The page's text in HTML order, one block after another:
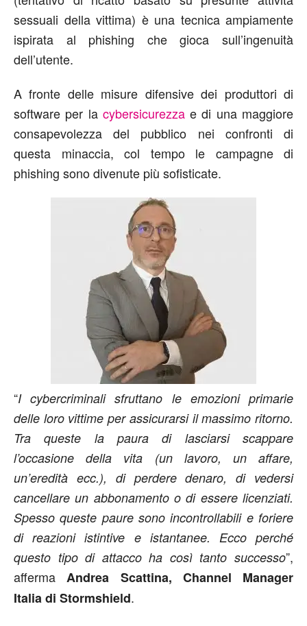
sessuali della vittima) è una tecnica ampiamente
ispirata al phishing che gioca sull’ingenuità
dell’utente.
A fronte delle misure difensive dei produttori di
software per la cybersicurezzae di una maggiore
consapevolezza del pubblico nei confronti di
questa minaccia, col tempo le campagne di
phishing sono divenute più sofisticate.
“I cybercriminali sfruttano le emozioni primarie
delle loro vittime per assicurarsi il massimo ritorno.
Tra queste la paura di lasciarsi scappare
l’occasione della vita (un lavoro, un affare,
un’eredità ecc.), di perdere denaro, di vedersi
cancellare un abbonamento o di essere licenziati.
Spesso queste paure sono incontrollabili e foriere
di reazioni istintive e istantanee. Ecco perché
questo tipo di attacco ha così tanto successo”,
affermaAndrea Scattina, Channel Manager
Italia di Stormshield.